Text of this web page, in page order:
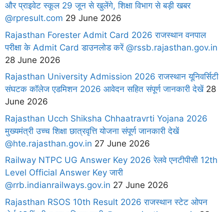
और प्राइवेट स्कूल 29 जून से खुलेंगे, शिक्षा विभाग से बड़ी खबर
@rpresult.com 29 June 2026
Rajasthan Forester Admit Card 2026 राजस्थान वनपाल
परीक्षा के Admit Card डाउनलोड करें @rssb.rajasthan.gov.in
28 June 2026
Rajasthan University Admission 2026 राजस्थान यूनिवर्सिटी
संघटक कॉलेज एडमिशन 2026 आवेदन सहित संपूर्ण जानकारी देखें28
June 2026
Rajasthan Ucch Shiksha Chhaatravrti Yojana 2026
मुख्यमंत्री उच्च शिक्षा छात्रवृत्ति योजना संपूर्ण जानकारी देखें
@hte.rajasthan.gov.in 27 June 2026
Railway NTPC UG Answer Key 2026 रेलवे एनटीपीसी 12th
Level Official Answer Key जारी
@rrb.indianrailways.gov.in 27 June 2026
Rajasthan RSOS 10th Result 2026 राजस्थान स्टेट ओपन